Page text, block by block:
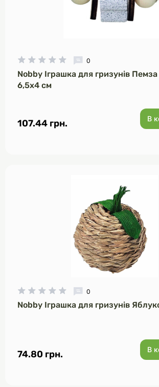
0
Nobby Іграшка для гризунів
6,5х4 см
107.44 грн. В
0
Nobby Іграшка для гризунів
74.80 грн. В